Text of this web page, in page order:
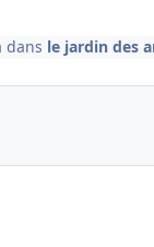
dans le jardin des